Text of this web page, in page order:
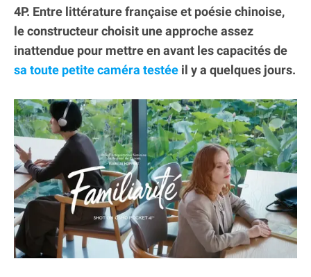
4P. Entre littérature française et poésie chinoise,
le constructeur choisit une approche assez
inattendue pour mettre en avant les capacités de
sa toute petite caméra testée il y a quelques jours.